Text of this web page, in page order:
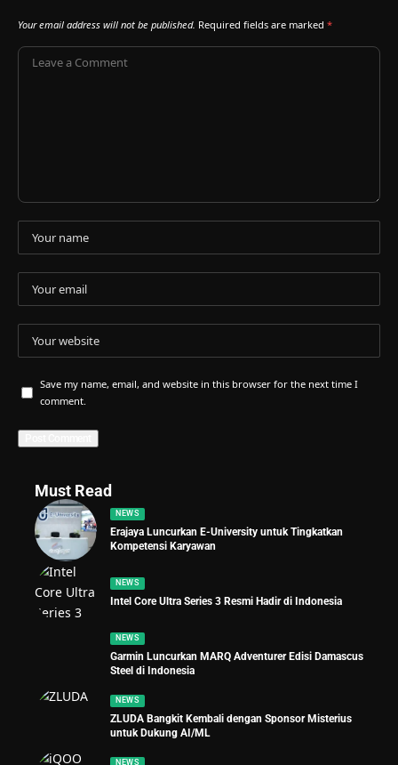
Your email address will not be published. Required fields are marked *
Save my name, email, and website in this browser for the next time I
comment.
Must Read
NEWS
Erajaya Luncurkan E-University untuk Tingkatkan
Kompetensi Karyawan
NEWS
Intel Core Ultra Series 3 Resmi Hadir di Indonesia
NEWS
Garmin Luncurkan MARQ Adventurer Edisi Damascus
Steel di Indonesia
NEWS
ZLUDA Bangkit Kembali dengan Sponsor Misterius
untuk Dukung AI/ML
NEWS